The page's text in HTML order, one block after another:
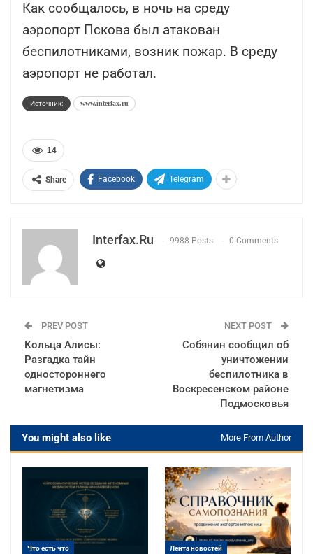
Как сообщалось, в ночь на среду
аэропорт Пскова был атакован
беспилотниками, возник пожар. В среду
аэропорт не работал.
Источник: www.interfax.ru
14
Share Facebook Telegram
Interfax.ru 9988 Posts 0 Comments
PREV POST
Кольца Алисы:
Разгадка тайн
одностороннего
магнетизма
NEXT POST
Собянин сообщил об
уничтожении
беспилотника в
Воскресенском районе
Подмосковья
You might also like More From Author
Что есть что Лента новостей